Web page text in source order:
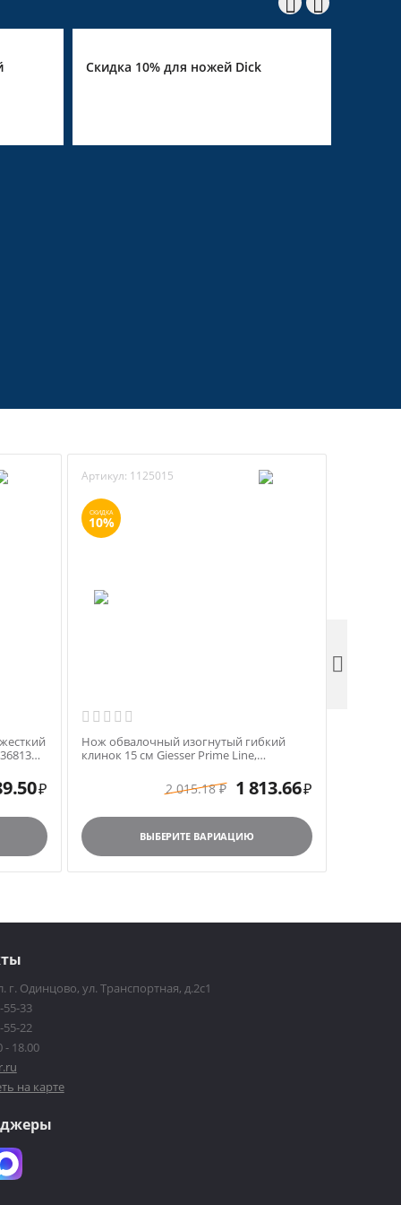
 
Скидка 10% для ножей Dick
₽
Артикул: 1125015
СКИДКА
10%
Нож обвалочный изогнутый гибкий
клинок 15 см Giesser Prime Line,
2 015.18 ₽ 1 813.66₽
ВЫБЕРИТЕ ВАРИАЦИЮ

г. Одинцово, ул. Транспортная, д.2с1
55-33
55-22
- 18.00
на карте